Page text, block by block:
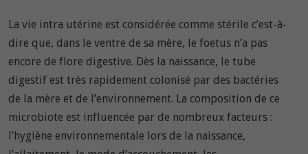
La vie intra utérine est considérée comme stérile c’est-à-
dire que, dans le ventre de sa mère, le foetus n’a pas
encore de flore digestive. Dès la naissance, le tube
digestif est très rapidement colonisé par des bactéries
de la mère et de l’environnement. La composition de ce
microbiote est influencée par de nombreux facteurs :
l’hygiène environnementale lors de la naissance,